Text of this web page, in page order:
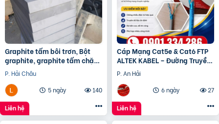
Graphite tấm bôi trơn, Bột
graphite, graphite tấm chặn
đầu lò, điện cực graphite
P. Hải Châu
5 ngày
140
Liên hệ
Cáp Mạng Cat5e & Cat6 FTP
ALTEK KABEL – Đường Truyền
Ổn Định, Chống Nhiễu Hiệu
Quả
P. An Hải
6 ngày
27
Liên hệ